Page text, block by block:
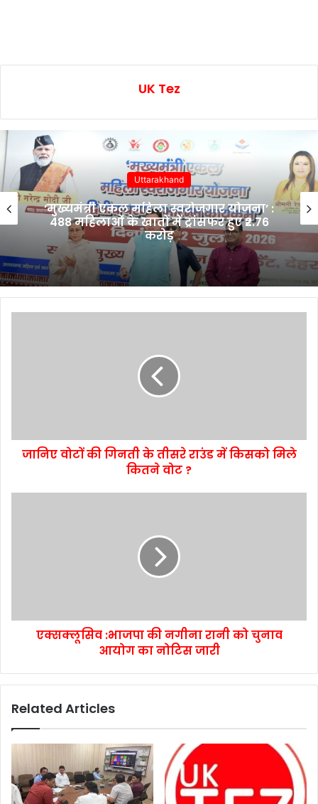
UK Tez
Uttarakhand
‘मुख्यमंत्री एकल महिला स्वरोजगार योजना’ :
488 महिलाओं के खातों में ट्रांसफर हुए ₹2.76
करोड़
जानिए वोटों की गिनती के तीसरे राउंड में किसको मिले
कितने वोट ?
एक्सक्लूसिव :भाजपा की नगीना रानी को चुनाव
आयोग का नोटिस जारी
Related Articles